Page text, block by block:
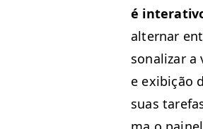
é
alternar
son­alizar a
e exibição
suas